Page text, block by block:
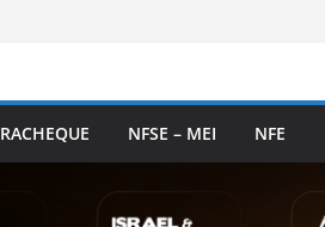
NFSE – MEI NFE